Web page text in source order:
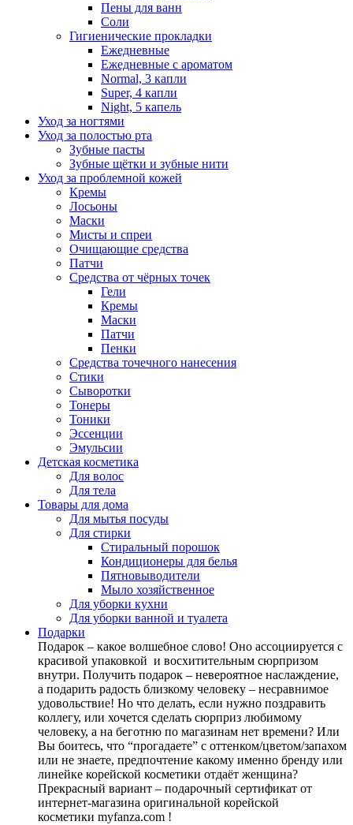
Пены для ванн
Соли
Гигиенические прокладки
Ежедневные
Ежедневные с ароматом
Normal, 3 капли
Super, 4 капли
Night, 5 капель
Уход за ногтями
Уход за полостью рта
Зубные пасты
Зубные щётки и зубные нити
Уход за проблемной кожей
Кремы
Лосьоны
Маски
Мисты и спреи
Очищающие средства
Патчи
Средства от чёрных точек
Гели
Кремы
Маски
Патчи
Пенки
Средства точечного нанесения
Стики
Сыворотки
Тонеры
Тоники
Эссенции
Эмульсии
Детская косметика
Для волос
Для тела
Товары для дома
Для мытья посуды
Для стирки
Стиральный порошок
Кондиционеры для белья
Пятновыводители
Мыло хозяйственное
Для уборки кухни
Для уборки ванной и туалета
Подарки
Подарок – какое волшебное слово! Оно ассоциируется с
красивой упаковкой и восхитительным сюрпризом
внутри. Получить подарок – невероятное наслаждение,
а подарить радость близкому человеку – несравнимое
удовольствие! Но что делать, если нужно поздравить
коллегу, или хочется сделать сюрприз любимому
человеку, а на беготню по магазинам нет времени? Или
Вы боитесь, что “прогадаете” с оттенком/цветом/запахом
или не знаете, предпочтение какому именно бренду или
линейке корейской косметики отдаёт женщина?
Прекрасный вариант – подарочный сертификат от
интернет-магазина оригинальной корейской
косметики myfanza.com !